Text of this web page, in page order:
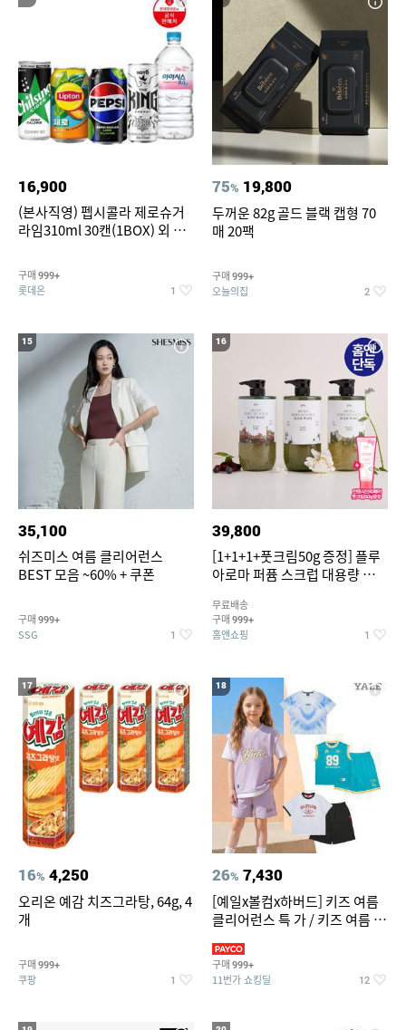
16,900
(본사직영) 펩시콜라 제로슈거
라임310ml 30캔(1BOX) 외 롯
구매 999+
롯데온 1
75% 19,800
두꺼운 82g 골드 블랙 캡형 70
매 20팩
구매 999+
오늘의집 2
15
35,100
쉬즈미스 여름 클리어런스
BEST 모음 ~60% + 쿠폰
구매 999+
SSG 1
16
39,800
[1+1+1+풋크림50g 증정] 플루
아로마 퍼퓸 스크럽 대용량 바디
무료배송
구매 999+
홈앤쇼핑 1
17
16% 4,250
오리온 예감 치즈그라탕, 64g, 4
개
구매 999+
쿠팡 1
18
26% 7,430
[예일x볼컴x하버드] 키즈 여름
클리어런스 특 가 / 키즈 여름 수
구매 999+
11번가 쇼킹딜 12